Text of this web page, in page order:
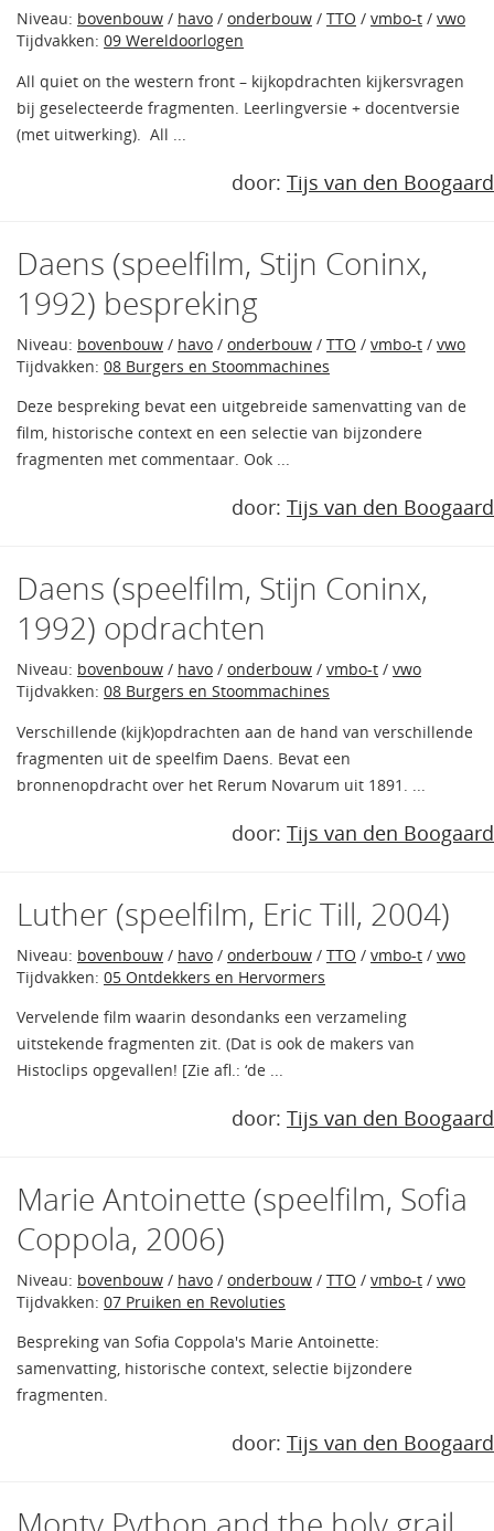
Niveau: bovenbouw / havo / onderbouw / TTO / vmbo-t / vwo
Tijdvakken: 09 Wereldoorlogen
All quiet on the western front – kijkopdrachten kijkersvragen
bij geselecteerde fragmenten. Leerlingversie + docentversie
(met uitwerking). All ...
door: Tijs van den Boogaard
Daens (speelfilm, Stijn Coninx,
1992) bespreking
Niveau: bovenbouw / havo / onderbouw / TTO / vmbo-t / vwo
Tijdvakken: 08 Burgers en Stoommachines
Deze bespreking bevat een uitgebreide samenvatting van de
film, historische context en een selectie van bijzondere
fragmenten met commentaar. Ook ...
door: Tijs van den Boogaard
Daens (speelfilm, Stijn Coninx,
1992) opdrachten
Niveau: bovenbouw / havo / onderbouw / vmbo-t / vwo
Tijdvakken: 08 Burgers en Stoommachines
Verschillende (kijk)opdrachten aan de hand van verschillende
fragmenten uit de speelfim Daens. Bevat een
bronnenopdracht over het Rerum Novarum uit 1891. ...
door: Tijs van den Boogaard
Luther (speelfilm, Eric Till, 2004)
Niveau: bovenbouw / havo / onderbouw / TTO / vmbo-t / vwo
Tijdvakken: 05 Ontdekkers en Hervormers
Vervelende film waarin desondanks een verzameling
uitstekende fragmenten zit. (Dat is ook de makers van
Histoclips opgevallen! [Zie afl.: ‘de ...
door: Tijs van den Boogaard
Marie Antoinette (speelfilm, Sofia
Coppola, 2006)
Niveau: bovenbouw / havo / onderbouw / TTO / vmbo-t / vwo
Tijdvakken: 07 Pruiken en Revoluties
Bespreking van Sofia Coppola's Marie Antoinette:
samenvatting, historische context, selectie bijzondere
fragmenten.
door: Tijs van den Boogaard